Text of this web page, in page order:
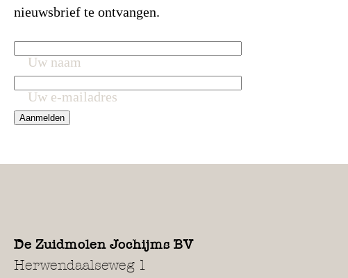
nieuwsbrief te ontvangen.
Uw naam
Uw e-mailadres
De Zuidmolen Jochijms BV
Herwendaalseweg 1